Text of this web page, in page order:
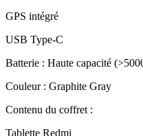
GPS intégré
USB Type-C
Batterie : Haute capacité
Couleur : Graphite Gray
Contenu du coffret :
Tablette Redmi